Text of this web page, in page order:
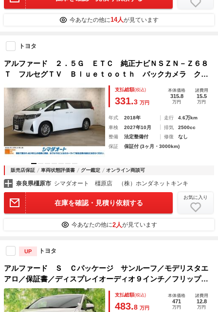
今あなたの他に14人が見ています
トヨタ
アルファード ２．５Ｇ ＥＴＣ 純正ナビＮＳＺＮ－Ｚ６８
Ｔ フルセグＴＶ Ｂｌｕｅｔｏｏｔｈ バックカメラ クリ
アランスソナー オートクルーズコントロール 衝突被害軽減
システム 両側電動スライドドア ＬＥＤヘッドランプ
支払総額(税込)
331.3 万円
本体価格
315.8
万円
諸費用
15.5
万円
年式 2018年 走行
4.6万km
車検
2027年10月 排気
2500cc
整備
法定整備付 修復
なし
保証
保証付 (3ヶ月・3000km)
販売店保証 車両状態評価書 グー鑑定 オンライン商談可
奈良県橿原市 シマダオート 橿原店 （株）ホンダネットキンキ
在庫を確認・見積り依頼する
お気に入り
今あなたの他に2人が見ています
UP トヨタ
アルファード Ｓ Ｃパッケージ サンルーフ／モデリスタエ
アロ／保証書／ディスプレイオーディオ９インチ／フリップダ
ウンモニター／デジタルインナーミラー／トヨタセーフティセ
ンス／両側電動スライドドア／シートヒーター 前席
支払総額(税込)
483.8 万円
本体価格
471
万円
諸費用
12.8
万円